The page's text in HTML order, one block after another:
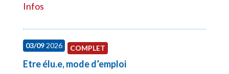
Infos
03/092026 COMPLET
Etre élu.e, mode d’emploi